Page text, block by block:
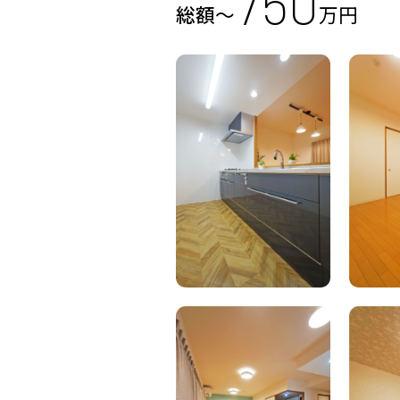
総額～ 万円